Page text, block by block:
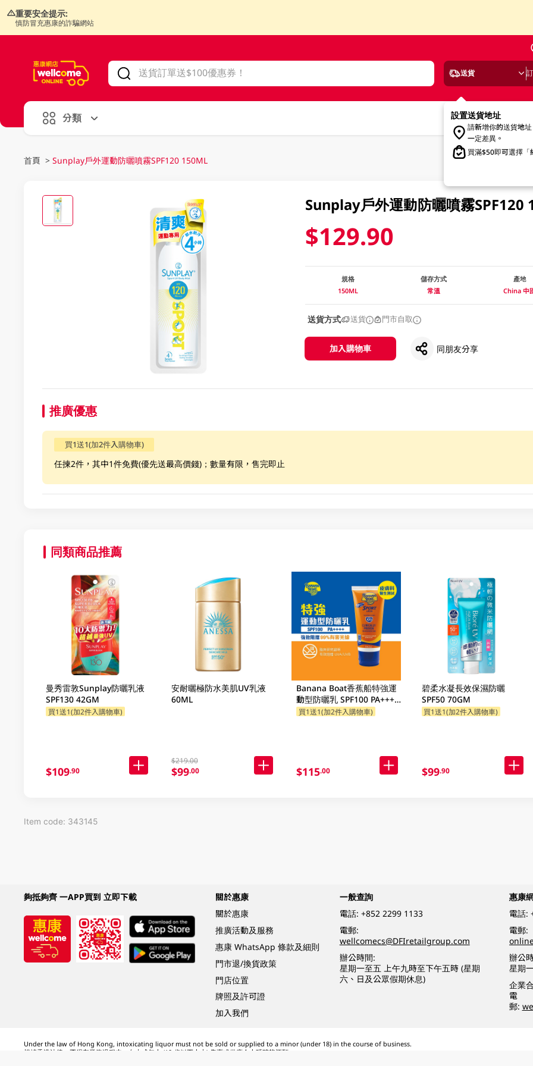
重要安全提示:
慎防冒充惠康的詐騙網站
送貨
設置送貨地址
請新增你的送貨地
一定差異。
買滿$50即可選擇「
分類
首頁 > Sunplay戶外運動防曬噴霧SPF120 150ML
Sunplay戶外運動防曬噴霧SPF120
$129.90
規格
150ML
儲存方式
常溫
產地
China 中
送貨方式 送貨 門市自取
加入購物車 同朋友分享
推廣優惠
買1送1(加2件入購物車)
任揀2件，其中1件免費(優先送最高價錢)；數量有限，售完即止
同類商品推薦
曼秀雷敦Sunplay防曬乳液
SPF130 42GM
買1送1(加2件入購物車)
$109.90
安耐曬極防水美肌UV乳液
60ML
$219.00
$99.00
Banana Boat香蕉船特強運
動型防曬乳 SPF100 PA+++
90ML
買1送1(加2件入購物車)
$115.00
碧柔水凝長效保濕防曬
SPF50 70GM
買1送1(加2件入購物車)
$99.90
Item code: 343145
夠抵夠齊 一APP買到 立即下載
關於惠康
關於惠康
推廣活動及服務
惠康 WhatsApp 條款及細則
門市退/換貨政策
門店位置
牌照及許可證
加入我們
一般查詢
電話: +852 2299 1133
電郵:
wellcomecs@DFIretailgroup.com
辦公時間:
星期一至五 上午九時至下午五時 (星期
六、日及公眾假期休息)
惠康
電話:
電郵:
辦公
星期
企業
電
郵:
Under the law of Hong Kong, intoxicating liquor must not be sold or supplied to a minor (under 18) in the course of business.
根據香港法律，不得在業務過程中，向未成年人 (18 歲以下人士) 售賣或供應令人醺醉的酒類。